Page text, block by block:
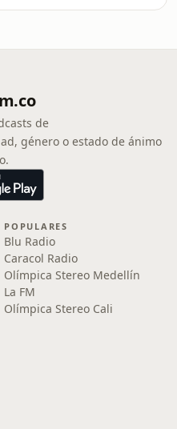
de
género o estado de ánimo
POPULARES
Blu Radio
Caracol Radio
Olímpica Stereo Medellín
La FM
Olímpica Stereo Cali